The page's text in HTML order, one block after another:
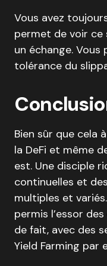
Vous avez
permet de voir ce
un échange. Vous
tolérance du
Bien sûr que cela
la DeFi et même
est. Une disciple
continuelles et
multiples et
permis l’essor
de fait, avec des
Yield Farming par